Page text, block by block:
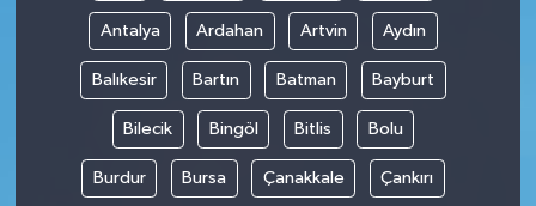
Antalya Ardahan Artvin Aydın
Balıkesir Bartın Batman Bayburt
Bilecik Bingöl Bitlis Bolu
Burdur Bursa Çanakkale Çankırı